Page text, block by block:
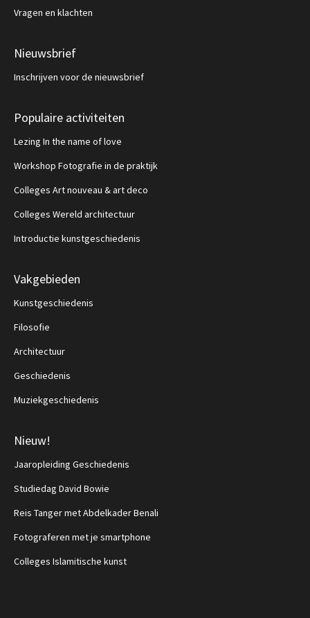
Vragen en klachten
Nieuwsbrief
Inschrijven voor de nieuwsbrief
Populaire activiteiten
Lezing In the name of love
Workshop Fotografie in de praktijk
Colleges Art nouveau & art deco
Colleges Wereld architectuur
Introductie kunstgeschiedenis
Vakgebieden
Kunstgeschiedenis
Filosofie
Architectuur
Geschiedenis
Muziekgeschiedenis
Nieuw!
Jaaropleiding Geschiedenis
Studiedag David Bowie
Reis Tanger met Abdelkader Benali
Fotograferen met je smartphone
Colleges Islamitische kunst